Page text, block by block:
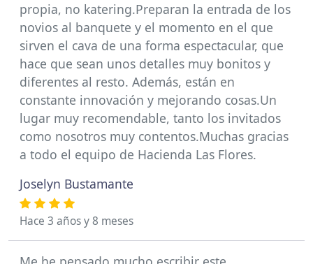
propia, no katering.Preparan la entrada de los
novios al banquete y el momento en el que
sirven el cava de una forma espectacular, que
hace que sean unos detalles muy bonitos y
diferentes al resto. Además, están en
constante innovación y mejorando cosas.Un
lugar muy recomendable, tanto los invitados
como nosotros muy contentos.Muchas gracias
a todo el equipo de Hacienda Las Flores.
Joselyn Bustamante
Hace 3 años y 8 meses